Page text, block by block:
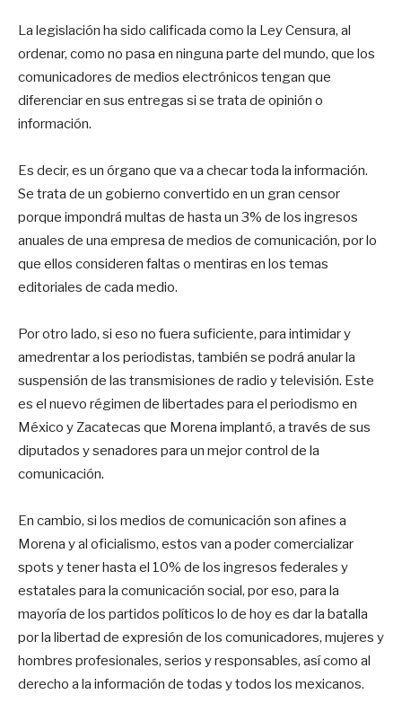
La legislación ha sido calificada como la Ley Censura, al
ordenar, como no pasa en ninguna parte del mundo, que los
comunicadores de medios electrónicos tengan que
diferenciar en sus entregas si se trata de opinión o
información.
Es decir, es un órgano que va a checar toda la información.
Se trata de un gobierno convertido en un gran censor
porque impondrá multas de hasta un 3% de los ingresos
anuales de una empresa de medios de comunicación, por lo
que ellos consideren faltas o mentiras en los temas
editoriales de cada medio.
Por otro lado, si eso no fuera suficiente, para intimidar y
amedrentar a los periodistas, también se podrá anular la
suspensión de las transmisiones de radio y televisión. Este
es el nuevo régimen de libertades para el periodismo en
México y Zacatecas que Morena implantó, a través de sus
diputados y senadores para un mejor control de la
comunicación.
En cambio, si los medios de comunicación son afines a
Morena y al oficialismo, estos van a poder comercializar
spots y tener hasta el 10% de los ingresos federales y
estatales para la comunicación social, por eso, para la
mayoría de los partidos políticos lo de hoy es dar la batalla
por la libertad de expresión de los comunicadores, mujeres y
hombres profesionales, serios y responsables, así como al
derecho a la información de todas y todos los mexicanos.